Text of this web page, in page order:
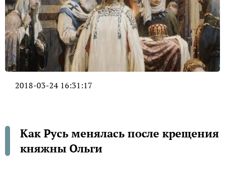
2018-03-24 16:31:17
Как Русь менялась после крещения
княжны Ольги